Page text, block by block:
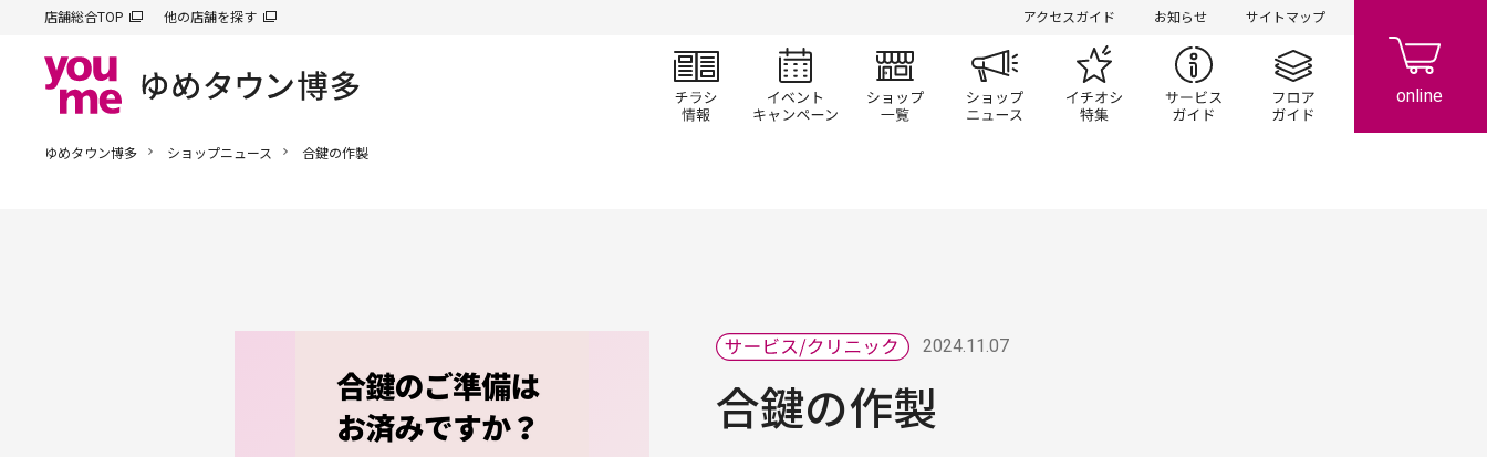
店舗総合TOP 他の店舗を探す アクセスガイド お知らせ サイトマップ
チラシ情報 イベント/キャンペーン
ショップ一覧 ショップニュースイチオシ特集 サービスガイドフロアガイド
ゆめタウン博多 ショップニュース 合鍵の作製
2024.11.07
合鍵の作製